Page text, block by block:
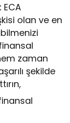
olan ve en
zaman
şekilde